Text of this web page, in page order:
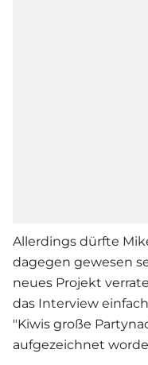
Allerdings dürfte
dagegen gewesen
neues Projekt
das Interview
"Kiwis große
aufgezeichnet